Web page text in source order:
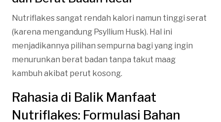
Nutriflakes sangat rendah kalori namun tinggi serat
(karena mengandung Psyllium Husk). Hal ini
menjadikannya pilihan sempurna bagi yang ingin
menurunkan berat badan tanpa takut maag
kambuh akibat perut kosong.
Rahasia di Balik Manfaat
Nutriflakes: Formulasi Bahan